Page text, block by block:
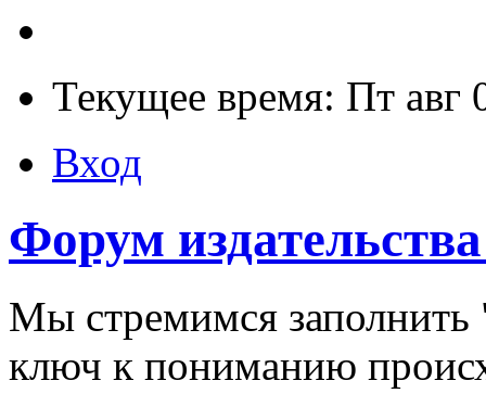
Текущее время: Пт авг
Вход
Форум
Мы стремимся заполнить
ключ к пониманию